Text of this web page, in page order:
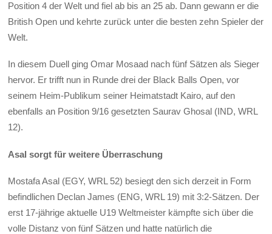
Position 4 der Welt und fiel ab bis an 25 ab. Dann gewann er die
British Open und kehrte zurück unter die besten zehn Spieler der
Welt.
In diesem Duell ging Omar Mosaad nach fünf Sätzen als Sieger
hervor. Er trifft nun in Runde drei der Black Balls Open, vor
seinem Heim-Publikum seiner Heimatstadt Kairo, auf den
ebenfalls an Position 9/16 gesetzten Saurav Ghosal (IND, WRL
12).
Asal sorgt für weitere Überraschung
Mostafa Asal (EGY, WRL 52) besiegt den sich derzeit in Form
befindlichen Declan James (ENG, WRL 19) mit 3:2-Sätzen. Der
erst 17-jährige aktuelle U19 Weltmeister kämpfte sich über die
volle Distanz von fünf Sätzen und hatte natürlich die